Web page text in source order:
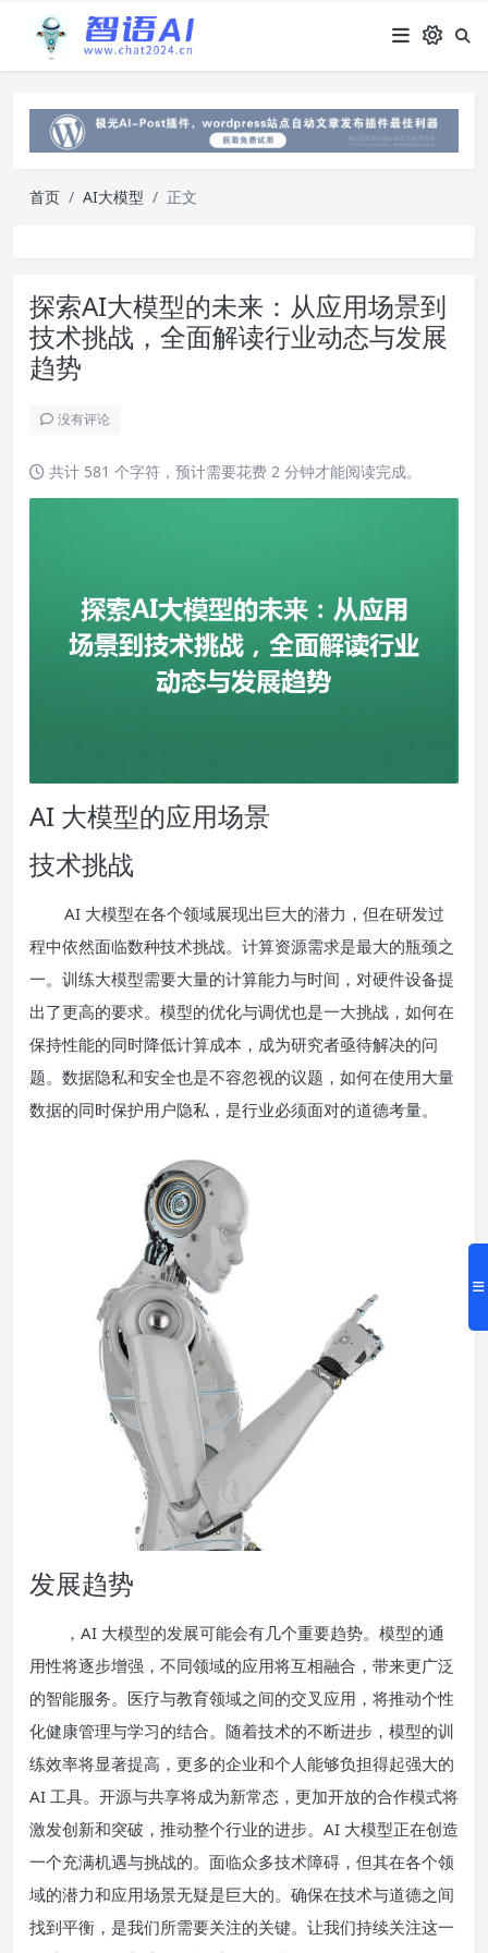
首页 AI大模型 正文
探索AI大模型的未来：从应用场景到
技术挑战，全面解读行业动态与发展
趋势
没有评论
共计 581 个字符，预计需要花费 2 分钟才能阅读完成。
AI 大模型的应用场景
技术挑战
AI 大模型在各个领域展现出巨大的潜力，但在研发过
程中依然面临数种技术挑战。计算资源需求是最大的瓶颈之
一。训练大模型需要大量的计算能力与时间，对硬件设备提
出了更高的要求。模型的优化与调优也是一大挑战，如何在
保持性能的同时降低计算成本，成为研究者亟待解决的问
题。数据隐私和安全也是不容忽视的议题，如何在使用大量
数据的同时保护用户隐私，是行业必须面对的道德考量。
发展趋势
，AI 大模型的发展可能会有几个重要趋势。模型的通
用性将逐步增强，不同领域的应用将互相融合，带来更广泛
的智能服务。医疗与教育领域之间的交叉应用，将推动个性
化健康管理与学习的结合。随着技术的不断进步，模型的训
练效率将显著提高，更多的企业和个人能够负担得起强大的
AI 工具。开源与共享将成为新常态，更加开放的合作模式将
激发创新和突破，推动整个行业的进步。AI 大模型正在创造
一个充满机遇与挑战的。面临众多技术障碍，但其在各个领
域的潜力和应用场景无疑是巨大的。确保在技术与道德之间
找到平衡，是我们所需要关注的关键。让我们持续关注这一